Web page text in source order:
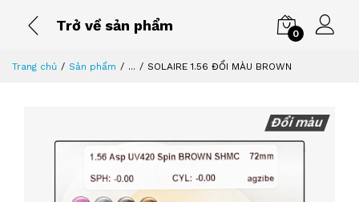
Trở về sản phẩm
0
Trang chủ Sản phẩm ... SOLAIRE 1.56 ĐỔI MÀU BROWN
Đổi màu